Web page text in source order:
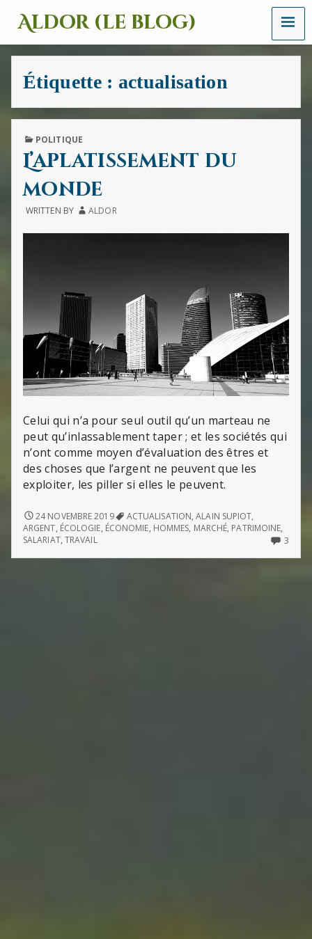
Aldor (le blog)
Un
site
avec
des
des
images
et
des
sons
MENU
Étiquette : actualisation
PUBLISHED
POLITIQUE
L’aplatissement du
monde
WRITTEN BY ALDOR
Celui qui n’a pour seul outil qu’un marteau ne
peut qu’inlassablement taper ; et les sociétés qui
n’ont comme moyen d’évaluation des êtres et
des choses que l’argent ne peuvent que les
exploiter, les piller si elles le peuvent.
L’APLATISSEMENT
DU
MONDE
24 NOVEMBRE 2019 ACTUALISATION,ALAIN SUPIOT,
ARGENT, ÉCOLOGIE, ÉCONOMIE, HOMMES, MARCHÉ, PATRIMOINE,
SALARIAT, TRAVAIL 3